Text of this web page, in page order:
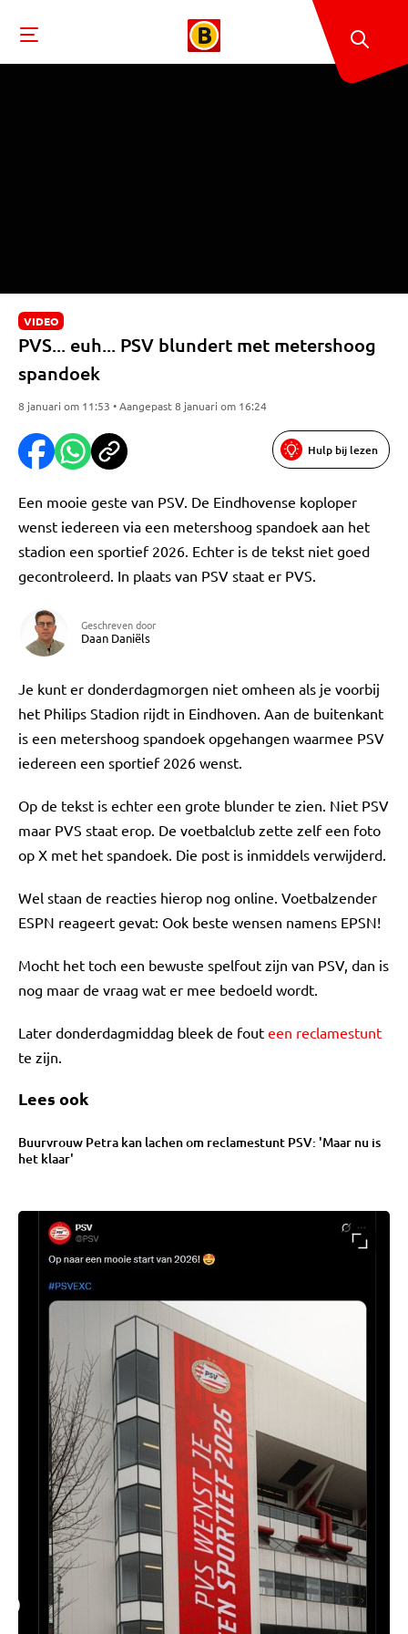
VIDEO
PVS... euh... PSV blundert met metershoog
spandoek
8 januari om 11:53 • Aangepast 8 januari om 16:24
Hulp bij lezen
Een mooie geste van PSV. De Eindhovense koploper
wenst iedereen via een metershoog spandoek aan het
stadion een sportief 2026. Echter is de tekst niet goed
gecontroleerd. In plaats van PSV staat er PVS.
Geschreven door
Daan Daniëls
Je kunt er donderdagmorgen niet omheen als je voorbij
het Philips Stadion rijdt in Eindhoven. Aan de buitenkant
is een metershoog spandoek opgehangen waarmee PSV
iedereen een sportief 2026 wenst.
Op de tekst is echter een grote blunder te zien. Niet PSV
maar PVS staat erop. De voetbalclub zette zelf een foto
op X met het spandoek. Die post is inmiddels verwijderd.
Wel staan de reacties hierop nog online. Voetbalzender
ESPN reageert gevat: Ook beste wensen namens EPSN!
Mocht het toch een bewuste spelfout zijn van PSV, dan is
nog maar de vraag wat er mee bedoeld wordt.
Later donderdagmiddag bleek de fout een reclamestunt
te zijn.
Lees ook
Buurvrouw Petra kan lachen om reclamestunt PSV: 'Maar nu is
het klaar'